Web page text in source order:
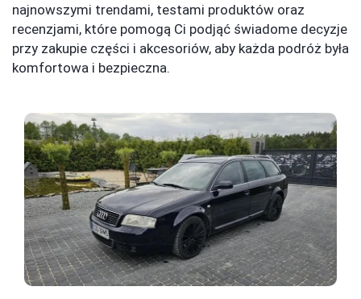
najnowszymi trendami, testami produktów oraz
recenzjami, które pomogą Ci podjąć świadome decyzje
przy zakupie części i akcesoriów, aby każda podróż była
komfortowa i bezpieczna.